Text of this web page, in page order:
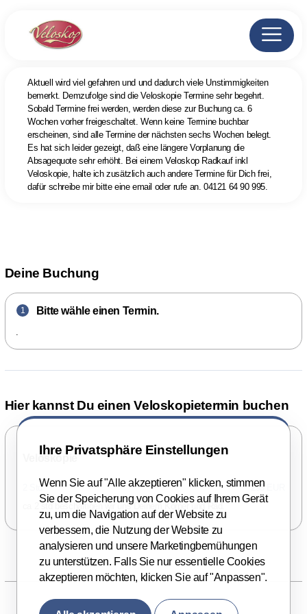
Aktuell wird viel gefahren und und dadurch viele Unstimmigkeiten
bemerkt. Demzufolge sind die Veloskopie Termine sehr begehrt.
Sobald Termine frei werden, werden diese zur Buchung ca. 6
Wochen vorher freigeschaltet. Wenn keine Termine buchbar
erscheinen, sind alle Termine der nächsten sechs Wochen belegt.
Es hat sich leider gezeigt, daß eine längere Vorplanung die
Absagequote sehr erhöht. Bei einem Veloskop Radkauf inkl
Veloskopie, halte ich zusätzlich auch andere Termine für Dich frei,
dafür schreibe mir bitte eine email oder rufe an. 04121 64 90 995.
Hier kannst Du einen Veloskopietermin buchen
Veloskopie
2 Std
295 EUR
ca 2 std beschäftigen wir uns Deinem Körper und Rad.
Deine Buchung
1 Bitte wähle einen Termin.
.
Ihre Privatsphäre Einstellungen
Wenn Sie auf "Alle akzeptieren" klicken, stimmen
Sie der Speicherung von Cookies auf Ihrem Gerät
zu, um die Navigation auf der Website zu
verbessern, die Nutzung der Website zu
analysieren und unsere Marketingbemühungen
zu unterstützen. Falls Sie nur essentielle Cookies
akzeptieren möchten, klicken Sie auf "Anpassen".